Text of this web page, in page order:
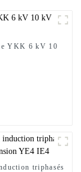
YKK 6 kV 10
triphasés